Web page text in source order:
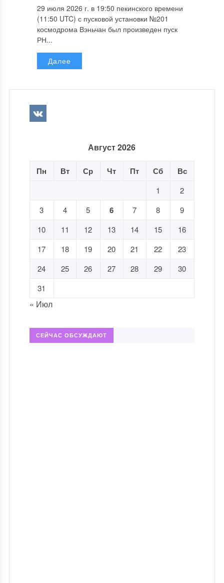
29 июля 2026 г. в 19:50 пекинского времени
(11:50 UTC) с пусковой установки №201
космодрома Вэньчан был произведен пуск
РН...
Далее
Август 2026
Пн Вт Ср Чт Пт Сб Вс
1
2
3
4 5 6 7 8
9
10
11 12 13 14 15
16
17
18 19 20 21 22
23
24
25 26 27 28 29
30
31
« Июл
СЕЙЧАС ОБСУЖДАЮТ